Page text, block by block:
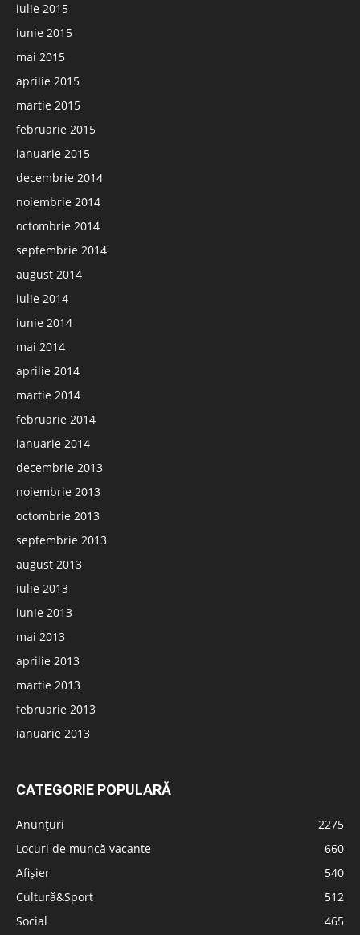
iulie 2015
iunie 2015
mai 2015
aprilie 2015
martie 2015
februarie 2015
ianuarie 2015
decembrie 2014
noiembrie 2014
octombrie 2014
septembrie 2014
august 2014
iulie 2014
iunie 2014
mai 2014
aprilie 2014
martie 2014
februarie 2014
ianuarie 2014
decembrie 2013
noiembrie 2013
octombrie 2013
septembrie 2013
august 2013
iulie 2013
iunie 2013
mai 2013
aprilie 2013
martie 2013
februarie 2013
ianuarie 2013
CATEGORIE POPULARĂ
Anunțuri
2275
Locuri de muncă vacante
660
Afișier
540
Cultură&Sport
512
Social
465